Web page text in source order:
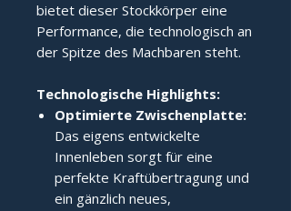
bietet dieser Stockkörper eine
Performance, die technologisch an
der Spitze des Machbaren steht.
Technologische Highlights:
Optimierte Zwischenplatte:
Das eigens entwickelte
Innenleben sorgt für eine
perfekte Kraftübertragung und
ein gänzlich neues,